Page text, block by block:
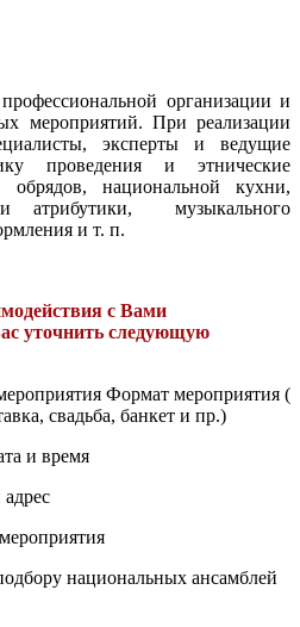
организации и
мероприятий. При реализации
эксперты и ведущие
проведения и этнические
национальной кухни,
атрибутики, музыкального
и т. п.
с Вами
уточнить следующую
Формат мероприятия (
свадьба, банкет и пр.)
и время
национальных ансамблей